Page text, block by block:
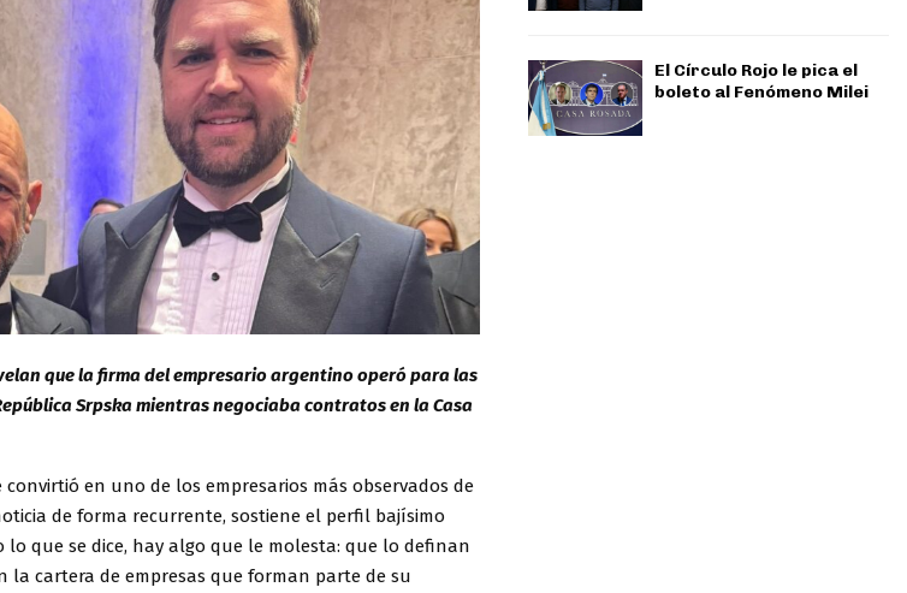
que la firma del empresario argentino operó para las
Srpska mientras negociaba contratos en la Casa
convirtió en uno de los empresarios más observados de
de forma recurrente, sostiene el perfil bajísimo
que se dice, hay algo que le molesta: que lo definan
la cartera de empresas que forman parte de su
El Círculo Rojo le pica el
boleto al Fenómeno Milei